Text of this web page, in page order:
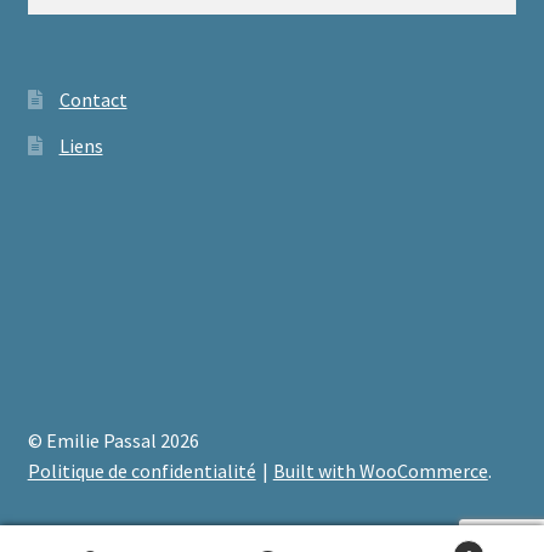
Contact
Liens
© Emilie Passal 2026
Politique de confidentialité
Built with WooCommerce.